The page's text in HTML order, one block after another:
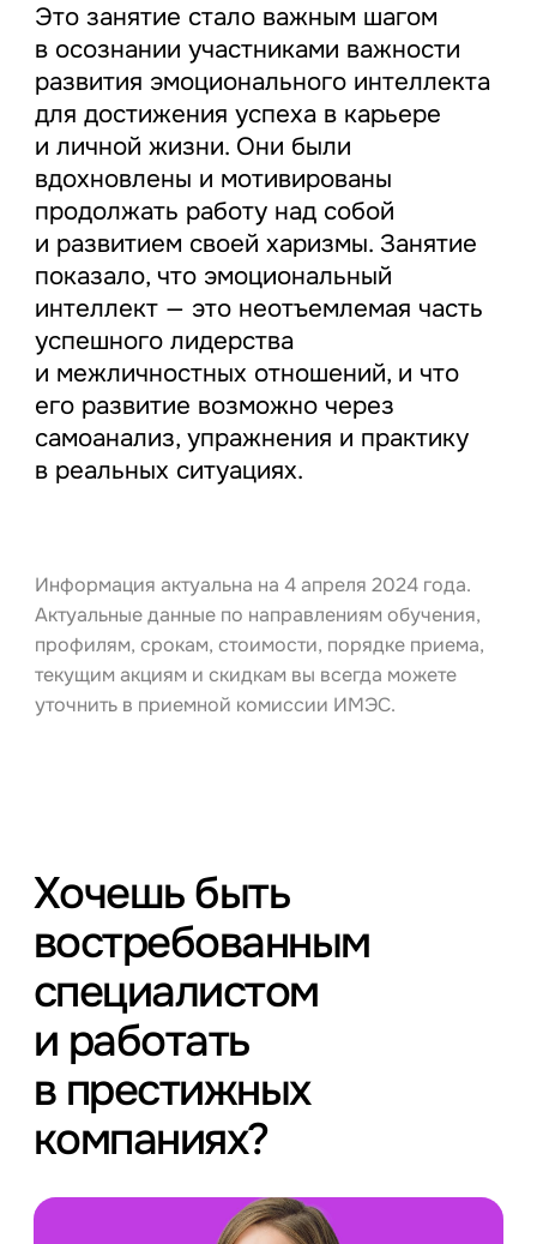
Это занятие стало важным шагом
в осознании участниками важности
развития эмоционального интеллекта
для достижения успеха в карьере
и личной жизни. Они были
вдохновлены и мотивированы
продолжать работу над собой
и развитием своей харизмы. Занятие
показало, что эмоциональный
интеллект — это неотъемлемая часть
успешного лидерства
и межличностных отношений, и что
его развитие возможно через
самоанализ, упражнения и практику
в реальных ситуациях.
Информация актуальна на 4 апреля 2024 года.
Актуальные данные по направлениям обучения,
профилям, срокам, стоимости, порядке приема,
текущим акциям и скидкам вы всегда можете
уточнить в приемной комиссии ИМЭС.
Хочешь быть
востребованным
специалистом
и работать
в престижных
компаниях?